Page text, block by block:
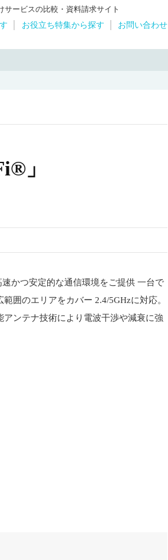
ービスの比較・資料請求サイト
お役立ち特集から探す
お問い合わせ
」
速かつ安定的な通信環境をご提供 一台で
範囲のエリアをカバー 2.4/5GHzに対応。
アンテナ技術により電波干渉や減衰に強